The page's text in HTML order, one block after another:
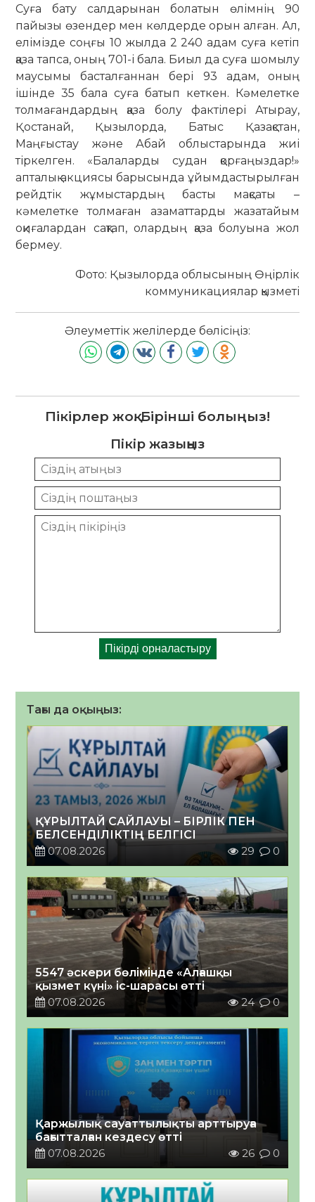
Суға бату салдарынан болатын өлімнің 90
пайызы өзендер мен көлдерде орын алған. Ал,
елімізде соңғы 10 жылда 2 240 адам суға кетіп
қаза тапса, оның 701-і бала. Биыл да суға шомылу
маусымы басталғаннан бері 93 адам, оның
ішінде 35 бала суға батып кеткен. Кәмелетке
толмағандардың қаза болу фактілері Атырау,
Қостанай, Қызылорда, Батыс Қазақстан,
Маңғыстау және Абай облыстарында жиі
тіркелген. «Балаларды судан қорғаңыздар!»
апталық акциясы барысында ұйымдастырылған
рейдтік жұмыстардың басты мақсаты –
кәмелетке толмаған азаматтарды жазатайым
оқиғалардан сақтап, олардың қаза болуына жол
бермеу.
Фото: Қызылорда облысының Өңірлік
коммуникациялар қызметі
Әлеуметтік желілерде бөлісіңіз:
Пікірлер жоқ. Бірінші болыңыз!
Пікір жазыңыз
Тағы да оқыңыз:
ҚҰРЫЛТАЙ САЙЛАУЫ – БІРЛІК ПЕН
БЕЛСЕНДІЛІКТІҢ БЕЛГІСІ
07.08.2026
29 0
5547 әскери бөлімінде «Алғашқы
қызмет күні» іс-шарасы өтті
07.08.2026
24 0
Қаржылық сауаттылықты арттыруға
бағытталған кездесу өтті
07.08.2026
26 0